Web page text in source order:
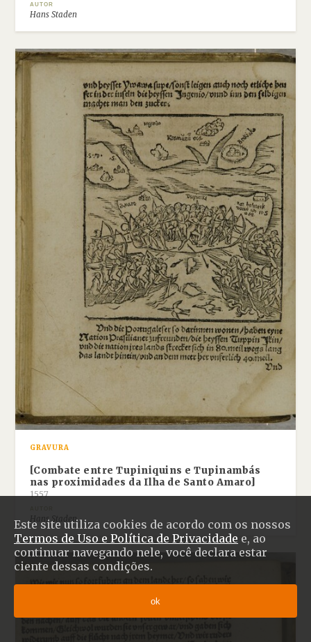
Este site utiliza cookies de acordo com os nossos
Termos de Uso e Política de Privacidade e, ao
continuar navegando nele, você declara estar
ciente dessas condições.
ok
AUTOR
Hans Staden
GRAVURA
[Combate entre Tupiniquins e Tupinambás
nas proximidades da Ilha de Santo Amaro]
1557
Hans Staden